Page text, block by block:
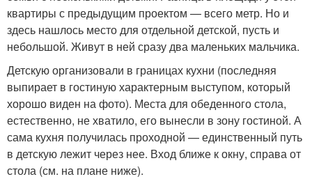
квартиры с предыдущим проектом — всего метр. Но и
здесь нашлось место для отдельной детской, пусть и
небольшой. Живут в ней сразу два маленьких мальчика.
Детскую организовали в границах кухни (последняя
выпирает в гостиную характерным выступом, который
хорошо виден на фото). Места для обеденного стола,
естественно, не хватило, его вынесли в зону гостиной. А
сама кухня получилась проходной — единственный путь
в детскую лежит через нее. Вход ближе к окну, справа от
стола (см. на плане ниже).